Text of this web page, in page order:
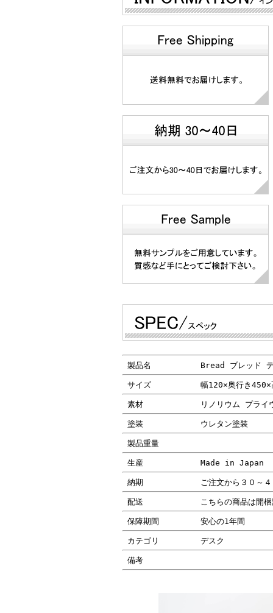
製品名 Bread ブレッド
サイズ 幅120×奥行き450×
素材 リノリウム プライ
塗装 ウレタン塗装
製品重量
生産 Made in Japan
納期 ご注文から３０～
配送 こちらの商品は開
保障期間 安心の1年間
カテゴリ デスク
備考